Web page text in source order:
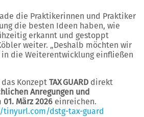
die Praktikerinnen und Praktiker
die besten Ideen haben, wie
erkannt und gestoppt
weiter. „Deshalb möchten wir
die Weiterentwicklung einfließen
Konzept TAX GUARD direkt
Anregungen und
01. März 2026 einreichen.
tinyurl.com/dstg-tax-guard